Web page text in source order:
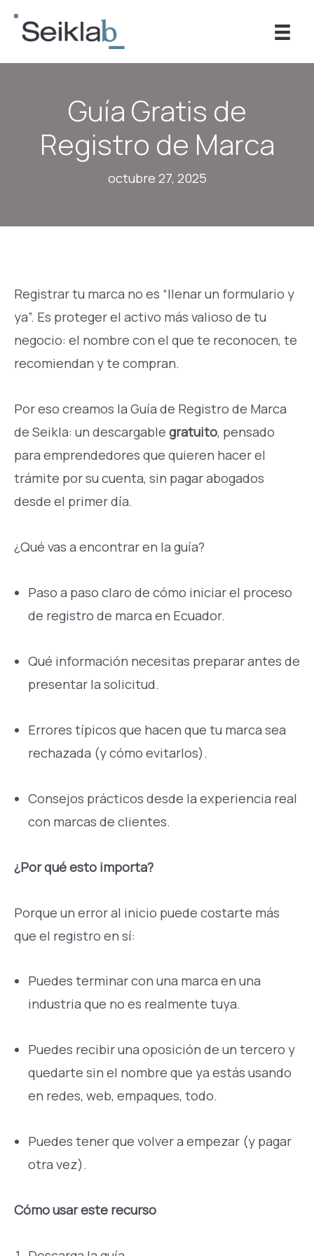
Guía Gratis de
Registro de Marca
octubre 27, 2025
Registrar tu marca no es “llenar un formulario y
ya”. Es proteger el activo más valioso de tu
negocio: el nombre con el que te reconocen, te
recomiendan y te compran.
Por eso creamos la Guía de Registro de Marca
de Seikla: un descargable gratuito, pensado
para emprendedores que quieren hacer el
trámite por su cuenta, sin pagar abogados
desde el primer día.
¿Qué vas a encontrar en la guía?
Paso a paso claro de cómo iniciar el proceso
de registro de marca en Ecuador.
Qué información necesitas preparar antes de
presentar la solicitud.
Errores típicos que hacen que tu marca sea
rechazada (y cómo evitarlos).
Consejos prácticos desde la experiencia real
con marcas de clientes.
¿Por qué esto importa?
Porque un error al inicio puede costarte más
que el registro en sí:
Puedes terminar con una marca en una
industria que no es realmente tuya.
Puedes recibir una oposición de un tercero y
quedarte sin el nombre que ya estás usando
en redes, web, empaques, todo.
Puedes tener que volver a empezar (y pagar
otra vez).
Cómo usar este recurso